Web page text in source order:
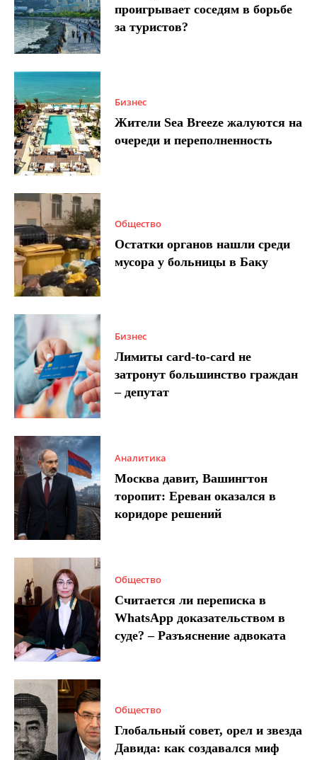
проигрывает соседям в борьбе
за туристов?
Бизнес
Жители Sea Breeze жалуются на
очереди и переполненность
Общество
Остатки органов нашли среди
мусора у больницы в Баку
Бизнес
Лимиты card-to-card не
затронут большинство граждан
– депутат
Аналитика
Москва давит, Вашингтон
торопит: Ереван оказался в
коридоре решений
Общество
Считается ли переписка в
WhatsApp доказательством в
суде? – Разъяснение адвоката
Общество
Глобальный совет, орел и звезда
Давида: как создавался миф